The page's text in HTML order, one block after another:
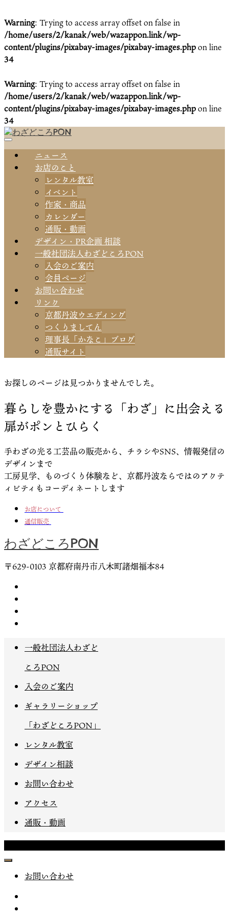
Warning: Trying to access array offset on false in
/home/users/2/kanak/web/wazappon.link/wp-
content/plugins/pixabay-images/pixabay-images.phpon line
34
Warning: Trying to access array offset on false in
/home/users/2/kanak/web/wazappon.link/wp-
content/plugins/pixabay-images/pixabay-images.phpon line
34
ニュース
お店のこと
レンタル教室
イベント
作家・商品
カレンダー
通販・動画
デザイン・PR企画 相談
一般社団法人わざどころPON
入会のご案内
会員ページ
お問い合わせ
リンク
京都丹波ウエディング
つくりましてん
理事長「かなこ」ブログ
通販サイト
お探しのページは見つかりませんでした。
暮らしを豊かにする「わざ」に出会える
扉がポンとひらく
手わざの光る工芸品の販売から、チラシやSNS、情報発信の
デザインまで
工房見学、ものづくり体験など、京都丹波ならではのアクテ
ィビティもコーディネートします
お店について
通信販売
わざどころPON
〒629-0103 京都府南丹市⼋⽊町諸畑福本84
一般社団法人わざど
ころPON
入会のご案内
ギャラリーショップ
「わざどころPON」
レンタル教室
デザイン相談
お問い合わせ
アクセス
通販・動画
お問い合わせ